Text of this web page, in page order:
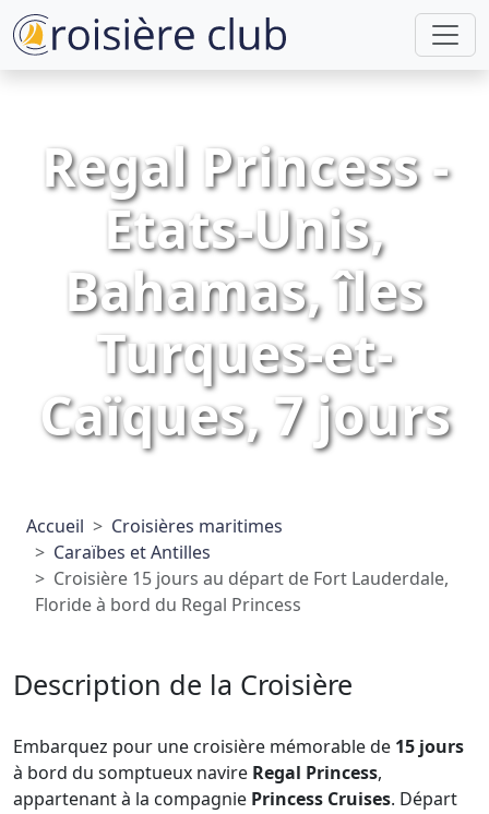
Regal Princess -
Etats-Unis,
Bahamas, îles
Turques-et-
Caïques, 7 jours
Accueil
Croisières maritimes
Caraïbes et Antilles
Croisière 15 jours au départ de Fort Lauderdale,
Floride à bord du Regal Princess
Description de la Croisière
Embarquez pour une croisière mémorable de 15 jours
à bord du somptueux navire Regal Princess,
appartenant à la compagnie Princess Cruises. Départ